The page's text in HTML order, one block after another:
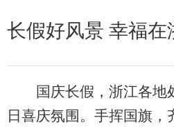
长假好风景 幸福在
国庆长假，浙江各地
日喜庆氛围。手挥国旗，